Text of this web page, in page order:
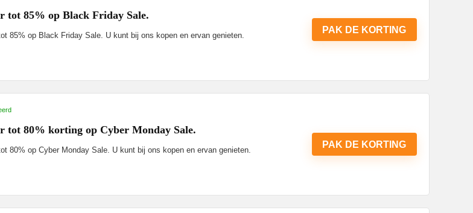
tot 85% op Black Friday Sale.
85% op Black Friday Sale. U kunt bij ons kopen en ervan genieten.
PAK DE KORTING
tot 80% korting op Cyber ​​Monday Sale.
80% op Cyber ​​Monday Sale. U kunt bij ons kopen en ervan genieten.
PAK DE KORTING